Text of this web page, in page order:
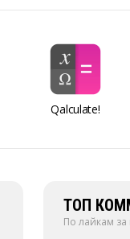
Qalculate!
ТОП
По лайкам